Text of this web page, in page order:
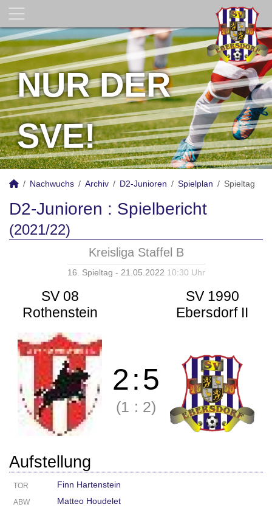
NUR DER
SVE!
Nachwuchs Archiv D2-Junioren Spielplan Spieltag
D2-Junioren : Spielbericht
(2021/22)
Kreisliga Staffel B
16. Spieltag - 21.05.2022 10:30 Uhr
SV 08
Rothenstein
SV 1990
Ebersdorf II
2:5
(1 : 2)
Aufstellung
TOR Finn Hartenstein
ABW
Matteo Houdelet